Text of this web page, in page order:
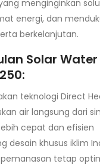
menginginkan
energi, dan
berkelanjutan.
Solar
teknologi Direct
air langsung dari
cepat dan efisien
desain khusus iklim
tetap